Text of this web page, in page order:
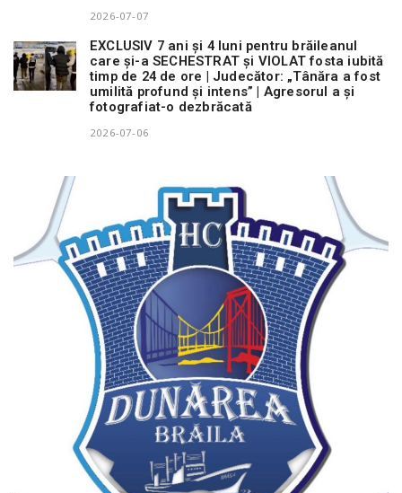
2026-07-07
EXCLUSIV 7 ani și 4 luni pentru brăileanul
care și-a SECHESTRAT și VIOLAT fosta iubită
timp de 24 de ore | Judecător: „Tânăra a fost
umilită profund și intens” | Agresorul a și
fotografiat-o dezbrăcată
2026-07-06